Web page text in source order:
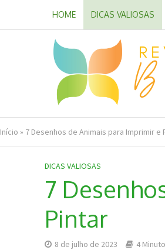
HOME DICAS VALIOSAS
Início » 7 Desenhos de Animais para Imprimir e
DICAS VALIOSAS
7
Pintar
8 de julho de 2023 4